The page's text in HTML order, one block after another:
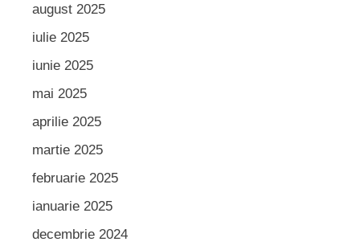
august 2025
iulie 2025
iunie 2025
mai 2025
aprilie 2025
martie 2025
februarie 2025
ianuarie 2025
decembrie 2024